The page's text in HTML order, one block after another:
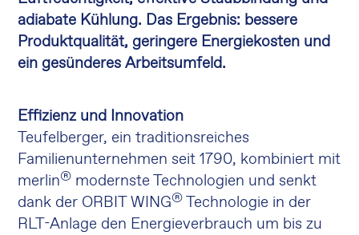
adiabate Kühlung. Das Ergebnis: bessere
Produktqualität, geringere Energiekosten und
ein gesünderes Arbeitsumfeld.
Effizienz und Innovation
Teufelberger, ein traditionsreiches
Familienunternehmen seit 1790, kombiniert mit
merlin® modernste Technologien und senkt
dank der ORBIT WING®Technologie in der
RLT-Anlage den Energieverbrauch um bis zu